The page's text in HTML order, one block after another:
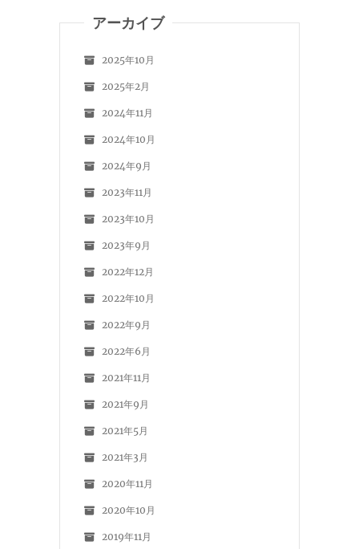
アーカイブ
2025年10月
2025年2月
2024年11月
2024年10月
2024年9月
2023年11月
2023年10月
2023年9月
2022年12月
2022年10月
2022年9月
2022年6月
2021年11月
2021年9月
2021年5月
2021年3月
2020年11月
2020年10月
2019年11月